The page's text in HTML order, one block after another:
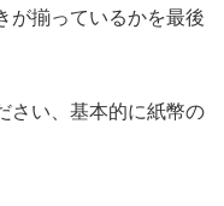
が揃っているかを最後
さい、基本的に紙幣の